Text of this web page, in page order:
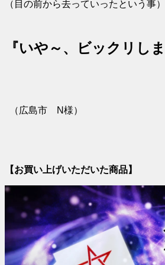
（目の前から去っていったという事）
『いや～、ビックリし
（広島市 N様）
【お買い上げいただいた商品】